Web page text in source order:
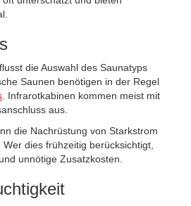
die Auswahl des Saunatyps
Saunen benötigen in der Regel
. Infrarotkabinen kommen meist mit
aus.
die Nachrüstung von Starkstrom
dies frühzeitig berücksichtigt,
unnötige Zusatzkosten.